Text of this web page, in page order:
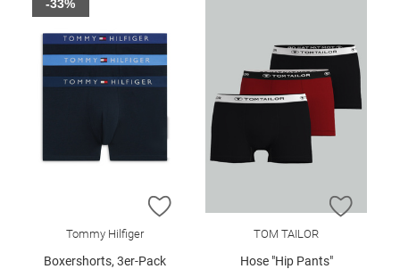
ZUR WUNSCHLISTE HINZUFÜGEN
Tommy Hilfiger
Boxershorts, 3er-Pack
-33%
ZUR
TOM TAILOR
Hose "Hip Pants"